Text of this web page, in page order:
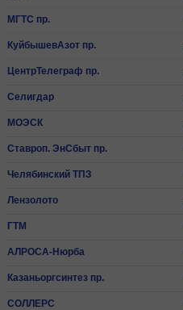
МГТС пр.
КуйбышевАзот пр.
ЦентрТелеграф пр.
Селигдар
МОЭСК
Ставроп. ЭнСбыт пр.
Челябинский ТПЗ
Лензолото
ГТМ
АЛРОСА-Нюрба
Казаньоргсинтез пр.
СОЛЛЕРС